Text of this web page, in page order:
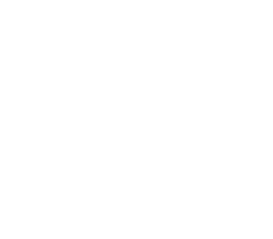
учебное
консерватория стала
части